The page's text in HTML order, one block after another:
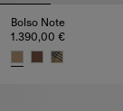
Bolso Note
1.390,00 €